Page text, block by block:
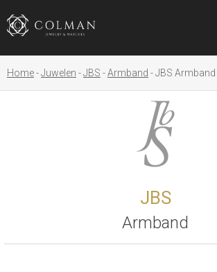
Home Juwelen JBS Armband JBS Armband
JBS
Armband